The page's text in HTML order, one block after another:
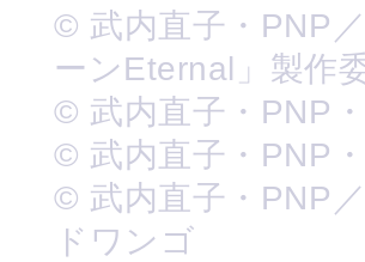
© 武内直子・PNP
ーンEternal」製作
© 武内直子・PNP
© 武内直子・PNP
© 武内直子・PNP
ドワンゴ